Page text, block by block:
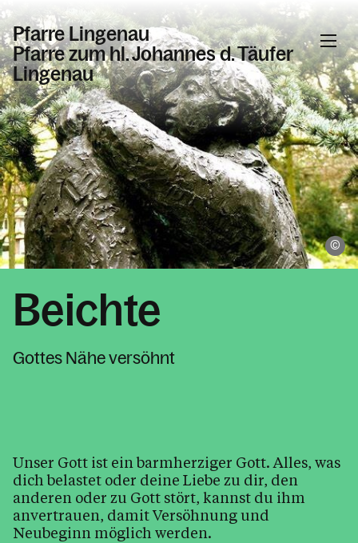
Pfarre Lingenau
Pfarre zum hl. Johannes d. Täufer
Lingenau
Informationen
Aktuelles & Willkommenskirche
Pfarrkirche und Kapellen
Liturgische Angebote
Aktivitäten rund ums Kirchenjahr
Taufe
Erstkommunion
Krankensalbung
Weihe
Gremien & Arbeitskreise
Beichte
Gottes Nähe versöhnt
Unser Gott ist ein barmherziger Gott. Alles, was
dich belastet oder deine Liebe zu dir, den
anderen oder zu Gott stört, kannst du ihm
anvertrauen, damit Versöhnung und
Neubeginn möglich werden.